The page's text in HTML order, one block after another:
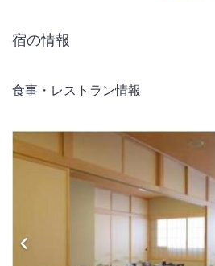
宿の情報
食事・レストラン情報